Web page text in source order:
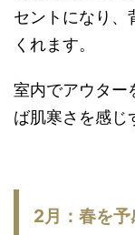
セントになり、
くれます。
室内でアウター
ば肌寒さを感じ
2月：春を